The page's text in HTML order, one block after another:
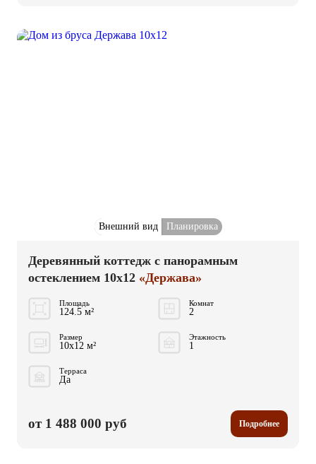
Внешний вид Планировка
Деревянный коттедж с панорамным
остеклением 10x12 «Держава»
Площадь
124.5 м²
Комнат
2
Размер
10x12 м²
Этажность
1
Терраса
Да
от 1 488 000 руб Подробнее